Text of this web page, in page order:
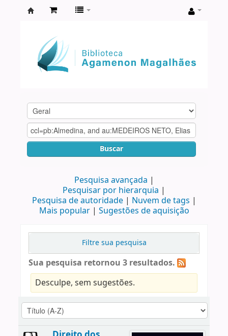
Agamenon
Magalhães
Buscar
Pesquisa avançada
Pesquisar por hierarquia
Pesquisa de autoridade
Nuvem de tags
Mais popular
Sugestões de aquisição
Filtre sua pesquisa
Sua pesquisa retornou 3 resultados.
Desculpe, sem sugestões.